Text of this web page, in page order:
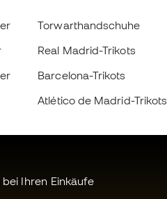
Torwarthandschuhe
Real Madrid-Trikots
Barcelona-Trikots
Atlético de Madrid-Trikots
bei Ihren Einkäufe